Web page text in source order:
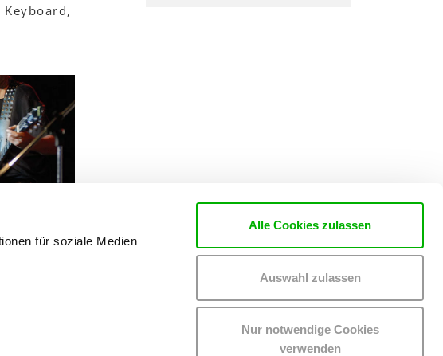
für soziale Medien
Alle Cookies zulassen
Auswahl zulassen
Nur notwendige Cookies
verwenden